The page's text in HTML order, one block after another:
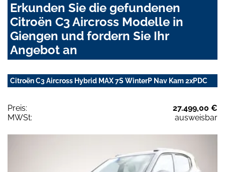
Erkunden Sie die gefundenen
Citroën C3 Aircross Modelle in
Giengen und fordern Sie Ihr
Angebot an
Citroën C3 Aircross Hybrid MAX 7S WinterP Nav Kam 2xPDC
Preis:
27.499,00 €
MWSt:
ausweisbar